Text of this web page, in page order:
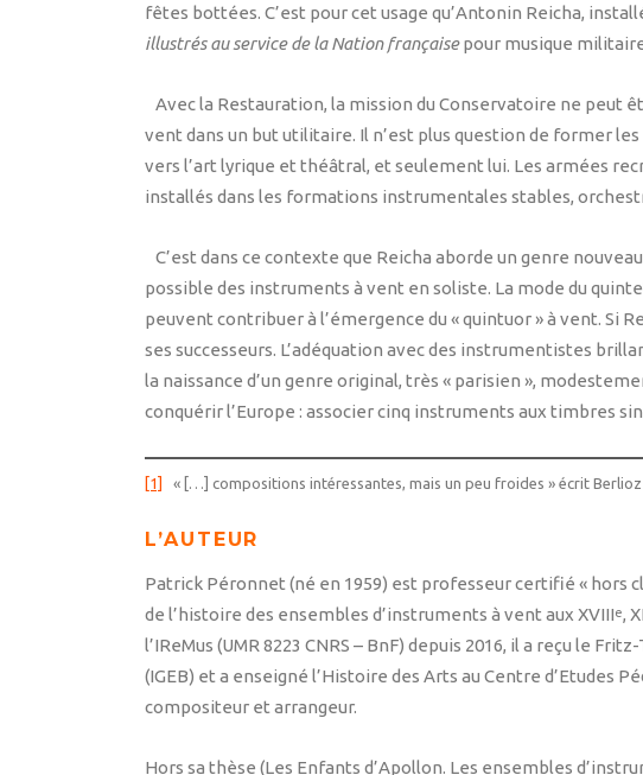
fêtes bottées. C’est pour cet usage qu’Antonin Reicha,
illustrés au service de la Nation françaisepour musique militaire
Avec la Restauration, la mission du Conservatoire ne peut
vent dans un but utilitaire. Il n’est plus question de former
vers l’art lyrique et théâtral, et seulement lui. Les armées
installés dans les formations instrumentales stables,
C’est dans ce contexte que Reicha aborde un genre
possible des instruments à vent en soliste. La mode du
peuvent contribuer à l’émergence du « quintuor » à vent. Si
ses successeurs. L’adéquation avec des instrumentistes
la naissance d’un genre original, très « parisien »,
conquérir l’Europe : associer cinq instruments aux timbres
[1] « […] compositions intéressantes, mais un peu froides » écrit Berlioz
L’AUTEUR
Patrick Péronnet (né en 1959) est professeur certifié « hors
de l’histoire des ensembles d’instruments à vent aux XVIIIe,
l’IReMus (UMR 8223 CNRS – BnF) depuis 2016, il a reçu le
(IGEB) et a enseigné l’Histoire des Arts au Centre d’Etudes
compositeur et arrangeur.
Hors sa thèse (Les Enfants d’Apollon. Les ensembles